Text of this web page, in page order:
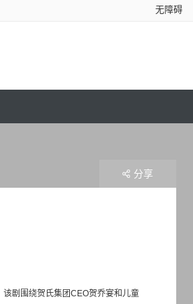
无障碍
剧围绕贺氏集团CEO贺乔宴和儿童
分享